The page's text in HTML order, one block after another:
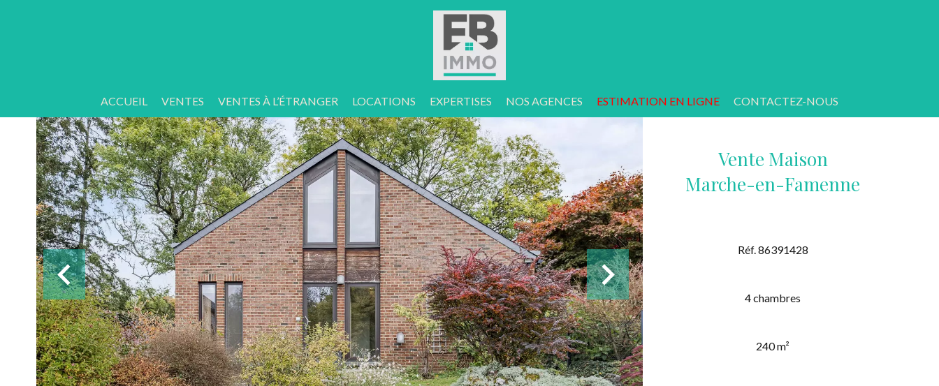
ACCUEIL VENTES VENTES À L’ÉTRANGER LOCATIONS EXPERTISES NOS AGENCES ESTIMATION EN LIGNE CONTACTEZ-NOUS
Vente Maison
Marche-en-Famenne
Réf. 86391428
4 chambres
240 m²